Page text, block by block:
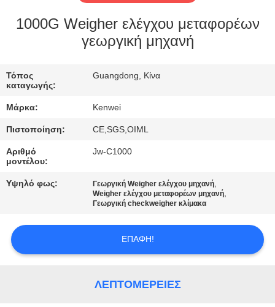
ΓΎΡΟΣ
ΕΡΓΟΣΤΑΣΊΩΝ
ΠΟΙΟΤΙΚΌΣ
ΕΠΑΦΉ
ΖΗΤΉΣΤΕ
SITEMAP
1000G Weigher ελέγχου μεταφορέων
γεωργική μηχανή
Τόπος
καταγωγής:
Guangdong, Κίνα
Μάρκα: Kenwei
Πιστοποίηση: CE,SGS,OIML
Αριθμό
μοντέλου:
Jw-C1000
Υψηλό φως: Γεωργική Weigher ελέγχου μηχανή,
Weigher ελέγχου μεταφορέων μηχανή,
Γεωργική checkweigher κλίμακα
ΕΠΑΦΉ!
ΛΕΠΤΟΜΈΡΕΙΕΣ